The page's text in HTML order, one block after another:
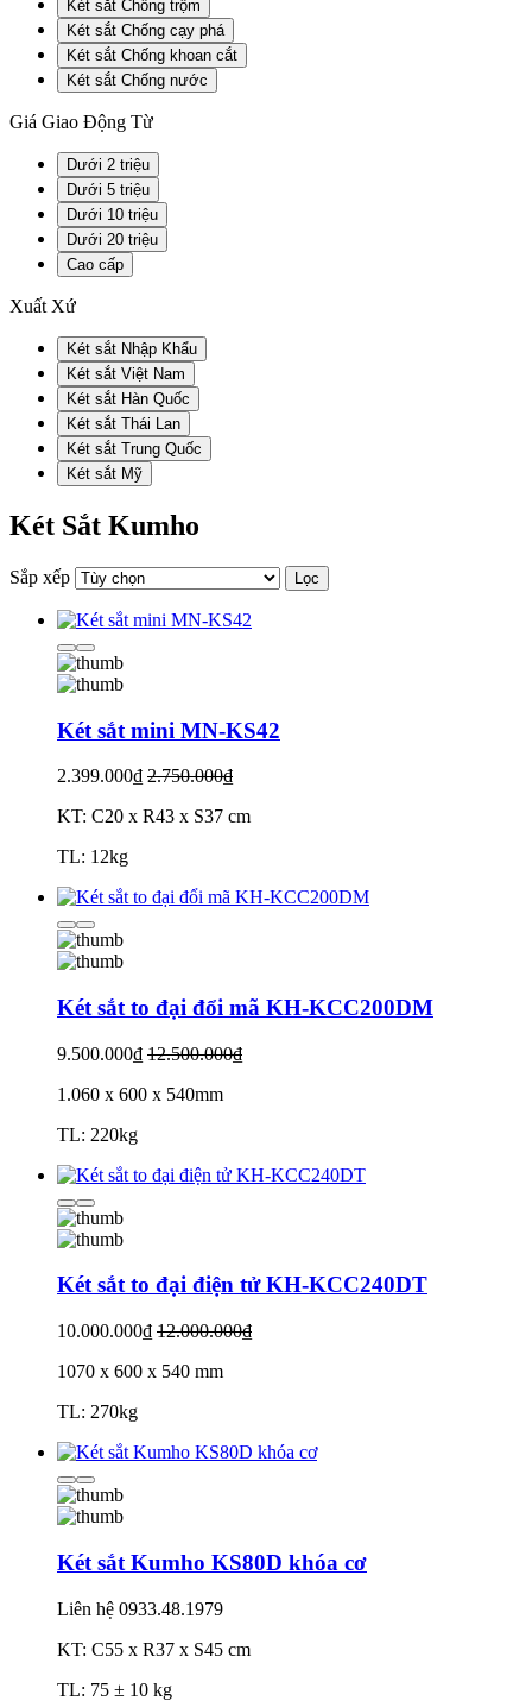
Két sắt Chống trộm
Két sắt Chống cạy phá
Két sắt Chống khoan cắt
Két sắt Chống nước
Giá Giao Động Từ
Dưới 2 triệu
Dưới 5 triệu
Dưới 10 triệu
Dưới 20 triệu
Cao cấp
Xuất Xứ
Két sắt Nhập Khẩu
Két sắt Việt Nam
Két sắt Hàn Quốc
Két sắt Thái Lan
Két sắt Trung Quốc
Két sắt Mỹ
Két Sắt Kumho
Sắp xếp Lọc
Két sắt mini MN-KS42
2.399.000₫ 2.750.000₫
KT: C20 x R43 x S37 cm
TL: 12kg
Két sắt to đại đổi mã KH-KCC200DM
9.500.000₫ 12.500.000₫
1.060 x 600 x 540mm
TL: 220kg
Két sắt to đại điện tử KH-KCC240DT
10.000.000₫ 12.000.000₫
1070 x 600 x 540 mm
TL: 270kg
Két sắt Kumho KS80D khóa cơ
Liên hệ 0933.48.1979
KT: C55 x R37 x S45 cm
TL: 75 ± 10 kg